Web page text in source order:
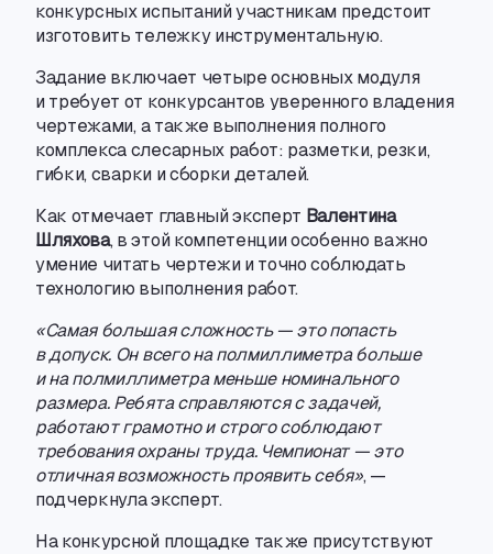
конкурсных испытаний участникам предстоит
изготовить тележку инструментальную.
Задание включает четыре основных модуля
и требует от конкурсантов уверенного владения
чертежами, а также выполнения полного
комплекса слесарных работ: разметки, резки,
гибки, сварки и сборки деталей.
Как отмечает главный эксперт Валентина
Шляхова, в этой компетенции особенно важно
умение читать чертежи и точно соблюдать
технологию выполнения работ.
«Самая большая сложность — это попасть
в допуск. Он всего на полмиллиметра больше
и на полмиллиметра меньше номинального
размера. Ребята справляются с задачей,
работают грамотно и строго соблюдают
требования охраны труда. Чемпионат — это
отличная возможность проявить себя», —
подчеркнула эксперт.
На конкурсной площадке также присутствуют